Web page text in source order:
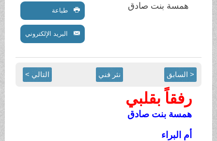
همسة بنت صادق طباعة
البريد الإلكتروني
< السابق نثر فني التالي >
رفقاً بقلبي
همسة بنت صادق
أم البراء